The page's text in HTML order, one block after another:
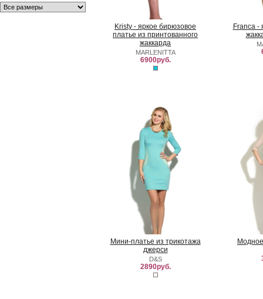
Kristy - яркое бирюзовое
платье из принтованного
жаккарда
MARLENITTA
6900руб.
Franca -
Мини-платье из трикотажа
джерси
D&S
2890руб.